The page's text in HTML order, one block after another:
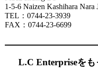
1-5-6 Naizen Kashihara Nara
TEL：0744-23-3939
FAX：0744-23-6699
L.C Enterpriseをも